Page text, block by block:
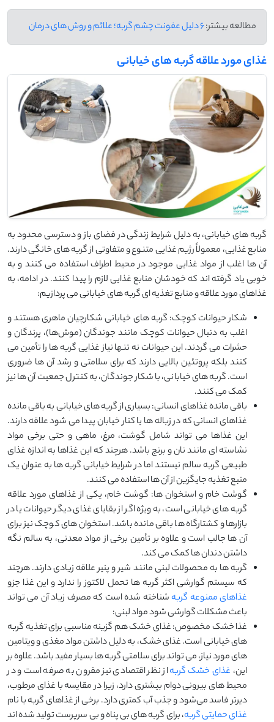
مطالعه بیشتر:6 دلیل عفونت چشم گربه؛ علائم و روش های درمان
غذای مورد علاقه گربه های خیابانی
گربه‌ های خیابانی، به دلیل شرایط زندگی در فضای باز و دسترسی محدود به
منابع غذایی، معمولاً رژیم غذایی متنوع و متفاوتی از گربه ‌های خانگی دارند.
آن ‌ها اغلب از مواد غذایی موجود در محیط اطراف استفاده می‌ کنند و به
خوبی یاد گرفته ‌اند که خودشان منابع غذایی لازم را پیدا کنند. در ادامه، به
غذاهای مورد علاقه و منابع تغذیه‌ ای گربه ‌های خیابانی می ‌پردازیم:
شکار حیوانات کوچک: گربه ‌های خیابانی شکارچیان ماهری هستند و
اغلب به دنبال حیوانات کوچک مانند جوندگان (موش‌ها)، پرندگان و
حشرات می‌ گردند. این حیوانات نه‌ تنها نیاز غذایی گربه ‌ها را تأمین می
‌کنند بلکه پروتئین بالایی دارند که برای سلامتی و رشد آن‌ ها ضروری
است. گربه‌ های خیابانی، با شکار جوندگان، به کنترل جمعیت آن ‌ها نیز
کمک می ‌کنند.
باقی مانده غذاهای انسانی: بسیاری از گربه ‌های خیابانی به باقی ‌مانده
غذاهای انسانی که در زباله ‌ها یا کنار خیابان پیدا می‌ شود علاقه دارند.
این غذاها می ‌تواند شامل گوشت، مرغ، ماهی و حتی برخی مواد
نشاسته‌ ای مانند نان و برنج باشد. هرچند که این غذاها به اندازه غذای
طبیعی گربه سالم نیستند اما در شرایط خیابانی گربه ‌ها به ‌عنوان یک
منبع تغذیه‌ جایگزین از آن ‌ها استفاده می ‌کنند.
گوشت خام و استخوان ها: گوشت خام، یکی از غذاهای مورد علاقه
گربه‌ های خیابانی است، به‌ ویژه اگر از بقایای غذای دیگر حیوانات یا در
بازارها و کشتارگاه‌ ها باقی مانده باشد. استخوان ‌های کوچک نیز برای
آن‌ ها جالب است و علاوه بر تأمین برخی از مواد معدنی، به سالم نگه‌
داشتن دندان ‌ها کمک می ‌کند.
گربه ‌ها به محصولات لبنی مانند شیر و پنیر علاقه زیادی دارند. هرچند
که سیستم گوارشی اکثر گربه‌ ها تحمل لاکتوز را ندارد و این غذا جزو
غذاهای ممنوعه گربهشناخته شده است که مصرف زیاد آن می‌ تواند
باعث مشکلات گوارشی شود مواد لبنی:
غذا خشک مخصوص: غذای خشک هم گزینه مناسبی برای تغذیه گربه‌
های خیابانی است. غذای خشک، به دلیل داشتن مواد مغذی و ویتامین
‌های مورد نیاز، می ‌تواند برای سلامتی گربه‌ ها بسیار مفید باشد. علاوه بر
این، غذای خشک گربهاز نظر اقتصادی نیز مقرون ‌به ‌صرفه است و در
محیط‌ های بیرونی دوام بیشتری دارد، زیرا در مقایسه با غذای مرطوب،
دیرتر فاسد می‌شود و جذب آب کمتری دارد. برخی از غذاهای گربه با نام
غذای حمایتی گربه، برای گربه های بی پناه و بی سرپرست تولید شده اند